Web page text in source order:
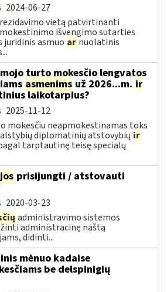
2024-06-27
vietą patvirtinanti
išvengimo sutarties
juridinis asmuo ar nuolatinis
turto mokesčio lengvatos
asmenims už 2026...m. ir
laikotarpius?
2025-11-12
mokesčiu neapmokestinamas toks
diplomatinių atstovybių ir
tarptautinę teisę specialų
jos prisijungti / atstovauti
2020-03-23
administravimo sistemos
administracinę naštą
didinti...
mėnuo kadaise
be delspinigių